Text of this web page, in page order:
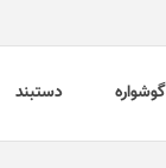
گوشواره دستبند